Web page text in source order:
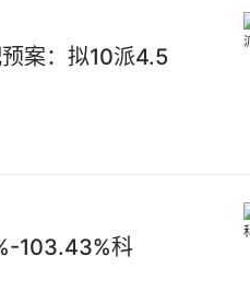
案：拟10派4.5
103.43%科